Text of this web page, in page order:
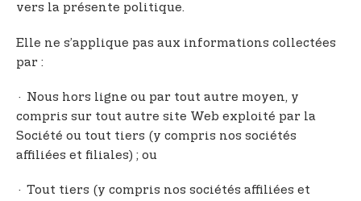
vers la présente politique.
Elle ne s’applique pas aux informations collectées
par :
· Nous hors ligne ou par tout autre moyen, y
compris sur tout autre site Web exploité par la
Société ou tout tiers (y compris nos sociétés
affiliées et filiales) ; ou
· Tout tiers (y compris nos sociétés affiliées et